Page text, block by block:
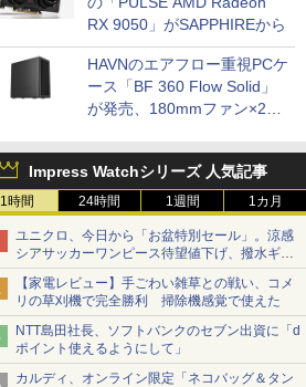
RX 9050」がSAPPHIREから
HAVNのエアフロー重視PCケ
ース「BF 360 Flow Solid」
が発売、180mmファン×2搭
Impress Watchシリーズ 人気記事
1時間 24時間 1週間 1カ月
ユニクロ、今日から「お盆特別セール」。涼感
シアサッカーワンピース待望値下げ、撥水ギア
ショーツは1990円に
【家電レビュー】手ごわい雑草との戦い、コメ
リの草刈機で完全勝利 掃除機感覚で使えた
NTT島田社長、ソフトバンクのセブン出資に「d
ポイント使えるようにして」
カルディ、オンライン限定「ネコバッグ＆タン